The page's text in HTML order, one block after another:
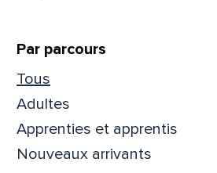
Par parcours
Tous
Adultes
Apprenties et apprentis
Nouveaux arrivants